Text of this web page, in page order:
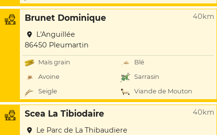
Brunet Dominique 40km
L'Anguillée
86450 Pleumartin
Maïs grain
Blé
Avoine
Sarrasin
Seigle
Viande de Mouton
Scea La Tibiodaire 40km
Le Parc de La Thibaudiere